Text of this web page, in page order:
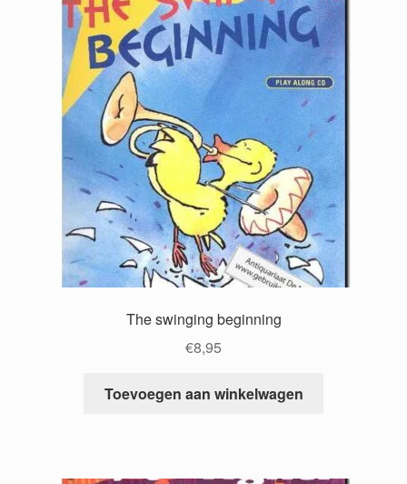
The swinging beginning
€8,95
Toevoegen aan winkelwagen